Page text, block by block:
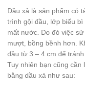
Dầu xả là sản phẩm có
trình gội đầu, lớp biểu bì
mất nước. Do đó việc
mượt, bồng bềnh hơn.
đầu từ 3 – 4 cm để
Tuy nhiên bạn cũng cần
bằng dầu xả như sau: